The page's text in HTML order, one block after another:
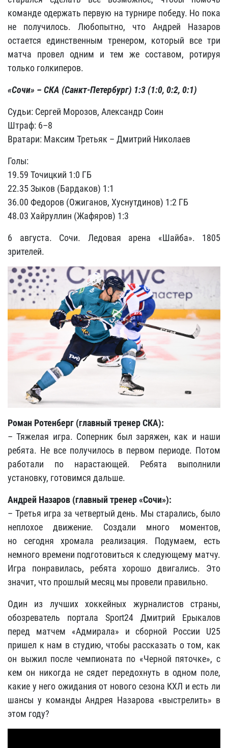
команде одержать первую на турнире победу. Но пока
не получилось. Любопытно, что Андрей Назаров
остается единственным тренером, который все три
матча провел одним и тем же составом, ротируя
только голкиперов.
«Сочи» – СКА (Санкт-Петербург) 1:3 (1:0, 0:2, 0:1)
Судьи: Сергей Морозов, Александр Соин
Штраф: 6–8
Вратари: Максим Третьяк – Дмитрий Николаев
Голы:
19.59 Точицкий 1:0 ГБ
22.35 Зыков (Бардаков) 1:1
36.00 Федоров (Ожиганов, Хуснутдинов) 1:2 ГБ
48.03 Хайруллин (Жафяров) 1:3
6 августа. Сочи. Ледовая арена «Шайба». 1805
зрителей.
Роман Ротенберг (главный тренер СКА):
– Тяжелая игра. Соперник был заряжен, как и наши
ребята. Не все получилось в первом периоде. Потом
работали по нарастающей. Ребята выполнили
установку, готовимся дальше.
Андрей Назаров (главный тренер «Сочи»):
– Третья игра за четвертый день. Мы старались, было
неплохое движение. Создали много моментов,
но сегодня хромала реализация. Подумаем, есть
немного времени подготовиться к следующему матчу.
Игра понравилась, ребята хорошо двигались. Это
значит, что прошлый месяц мы провели правильно.
Один из лучших хоккейных журналистов страны,
обозреватель портала Sport24 Дмитрий Ерыкалов
перед матчем «Адмирала» и сборной России U25
пришел к нам в студию, чтобы рассказать о том, как
он выжил после чемпионата по «Черной пяточке», с
кем он никогда не сядет передохнуть в одном поле,
какие у него ожидания от нового сезона КХЛ и есть ли
шансы у команды Андрея Назарова «выстрелить» в
этом году?